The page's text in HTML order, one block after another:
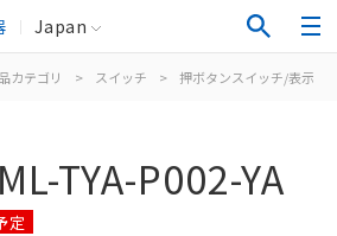
Japan
カテゴリ > スイッチ > 押ボタンスイッチ/表示灯
TYA-P002-YA
定